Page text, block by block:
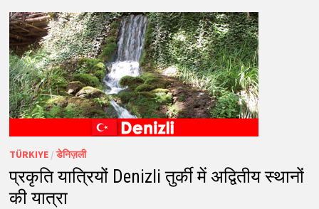
TÜRKIYE/डेनिज़ली
प्रकृति यात्रियों Denizli तुर्की में अद्वितीय स्थानों
की यात्रा